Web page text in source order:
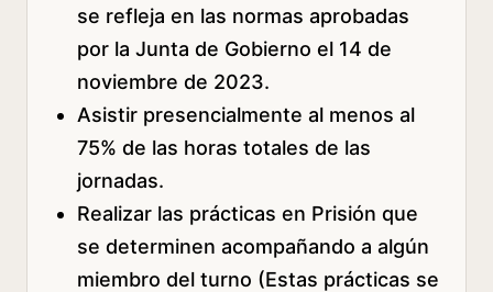
se refleja en las normas aprobadas
por la Junta de Gobierno el 14 de
noviembre de 2023.
Asistir presencialmente al menos al
75% de las horas totales de las
jornadas.
Realizar las prácticas en Prisión que
se determinen acompañando a algún
miembro del turno (Estas prácticas se